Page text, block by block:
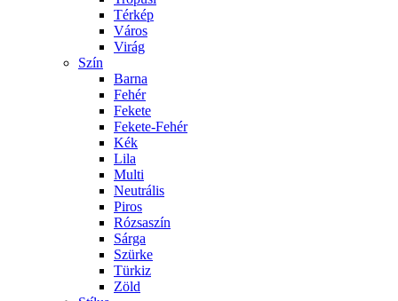
Térkép
Város
Virág
Szín
Barna
Fehér
Fekete
Fekete-Fehér
Kék
Lila
Multi
Neutrális
Piros
Rózsaszín
Sárga
Szürke
Türkiz
Zöld